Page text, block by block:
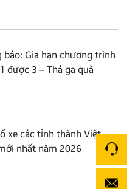
báo: Gia hạn chương trình
được 3 – Thả ga quà
xe các tỉnh thành Việt
nhất năm 2026